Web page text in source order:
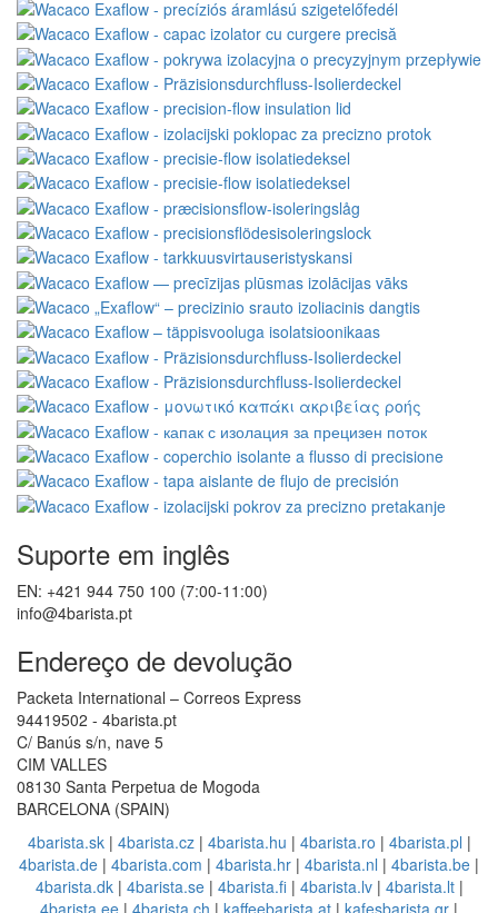
Suporte em inglês
EN: +421 944 750 100 (7:00-11:00)
info@4barista.pt
Endereço de devolução
Packeta International – Correos Express
94419502 - 4barista.pt
C/ Banús s/n, nave 5
CIM VALLES
08130 Santa Perpetua de Mogoda
BARCELONA (SPAIN)
4barista.sk| 4barista.cz| 4barista.hu | 4barista.ro | 4barista.pl |
4barista.de | 4barista.com | 4barista.hr | 4barista.nl | 4barista.be |
4barista.dk| 4barista.se| 4barista.fi| 4barista.lv| 4barista.lt|
4barista.ee | 4barista.ch | kaffeebarista.at | kafesbarista.gr |